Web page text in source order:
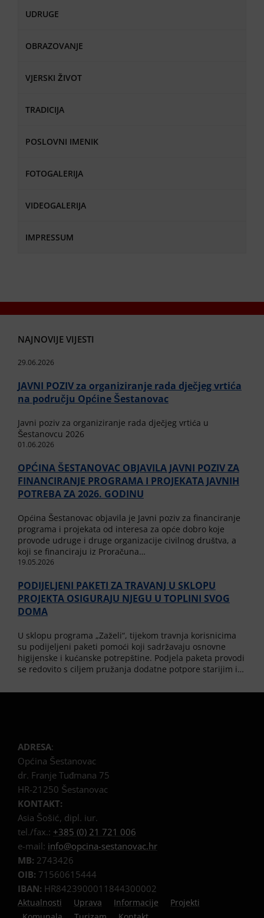
UDRUGE
OBRAZOVANJE
VJERSKI ŽIVOT
TRADICIJA
POSLOVNI IMENIK
FOTOGALERIJA
VIDEOGALERIJA
IMPRESSUM
NAJNOVIJE VIJESTI
29.06.2026
JAVNI POZIV za organiziranje rada dječjeg vrtića
na području Općine Šestanovac
Javni poziv za organiziranje rada dječjeg vrtića u
Šestanovcu 2026
01.06.2026
OPĆINA ŠESTANOVAC OBJAVILA JAVNI POZIV ZA
FINANCIRANJE PROGRAMA I PROJEKATA JAVNIH
POTREBA ZA 2026. GODINU
Općina Šestanovac objavila je Javni poziv za financiranje
programa i projekata od interesa za opće dobro koje
provode udruge i druge organizacije civilnog društva, a
koji se financiraju iz Proračuna…
19.05.2026
PODIJELJENI PAKETI ZA TRAVANJ U SKLOPU
PROJEKTA OSIGURAJU NJEGU U TOPLINI SVOG
DOMA
U sklopu programa „Zaželi“, tijekom travnja korisnicima
su podijeljeni paketi pomoći koji sadržavaju osnovne
higijenske i kućanske potrepštine. Podjela paketa provodi
se redovito s ciljem pružanja dodatne potpore starijim i…
ADRESA:
Općina Šestanovac
dr. Franje Tuđmana 75
HR-21250 Šestanovac
KONTAKT:
Asia Šošić, dipl. iur.
tel./fax.: +385 (0) 21 721 006
e-mail: info@opcina-sestanovac.hr
MB: 2743426
OIB: 71560615444
IBAN: HR8423900011844300002
Aktualnosti Uprava Informacije
Projekti